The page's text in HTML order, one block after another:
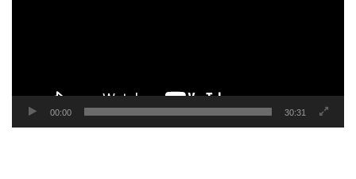
00:00 30:31